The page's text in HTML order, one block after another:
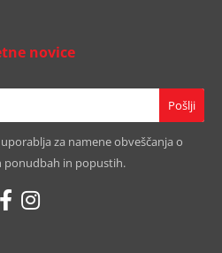
novice
za namene obveščanja o
ponudbah in popustih.